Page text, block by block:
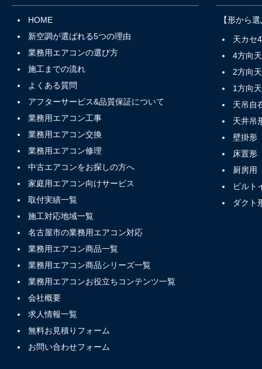
HOME
新空調が選ばれる5つの理由
業務用エアコンの選び方
施工までの流れ
よくある質問
アフターサービス&品質保証について
業務用エアコン工事
業務用エアコン交換
業務用エアコン修理
中古エアコンをお探しの方へ
家庭用エアコン向けサービス
取付実績一覧
施工対応地域一覧
名古屋市の業務用エアコン対応
業務用エアコン商品一覧
業務用エアコン商品シリーズ一覧
業務用エアコンお役立ちコンテンツ一覧
会社概要
求人情報一覧
無料お見積りフォーム
お問い合わせフォーム
【形から
天カセ
4方向
2方向
1方向
天吊自
天井吊
壁掛形
床置形
厨房用
ビルト
ダクト